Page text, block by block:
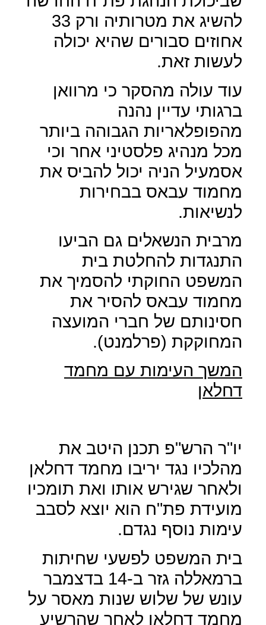
להשיג את מטרותיה ורק 33
אחוזים סבורים שהיא יכולה
לעשות זאת.
עוד עולה מהסקר כי מרוואן
ברגותי עדיין נהנה
מהפופלאריות הגבוהה ביותר
מכל מנהיג פלסטיני אחר וכי
אסמעיל הניה יכול להביס את
מחמוד עבאס בבחירות
לנשיאות.
מרבית הנשאלים גם הביעו
התנגדות להחלטת בית
המשפט החוקתי להסמיך את
מחמוד עבאס להסיר את
חסינותם של חברי המועצה
המחוקקת (פרלמנט).
המשך העימות עם מחמד
דחלאן
יו"ר הרש"פ תכנן היטב את
מהלכיו נגד יריבו מחמד דחלאן
ולאחר שגירש אותו ואת תומכיו
מועידת פת"ח הוא יוצא לסבב
עימות נוסף נגדם.
בית המשפט לפשעי שחיתות
ברמאללה גזר ב-14 בדצמבר
עונש של שלוש שנות מאסר על
מחמד דחלאן לאחר שהרשיע